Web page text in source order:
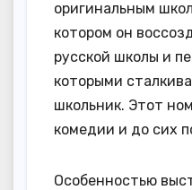
оригинальным
котором он
русской школы и
которыми
школьник. Этот
комедии и до сих
Особенностью